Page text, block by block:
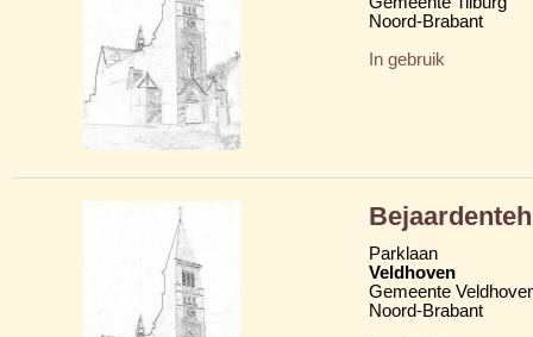
Noord-Brabant
In gebruik
Parklaan
Veldhoven
Gemeente
Noord-Brabant